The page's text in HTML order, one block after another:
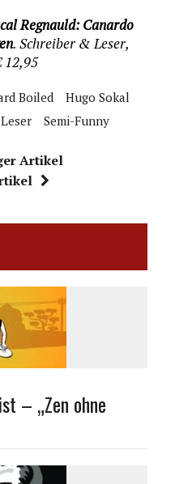
Regnauld: Canardo
. Schreiber & Leser,
12,95
Boiled
Hugo Sokal
Semi-Funny
Artikel
– „Zen ohne